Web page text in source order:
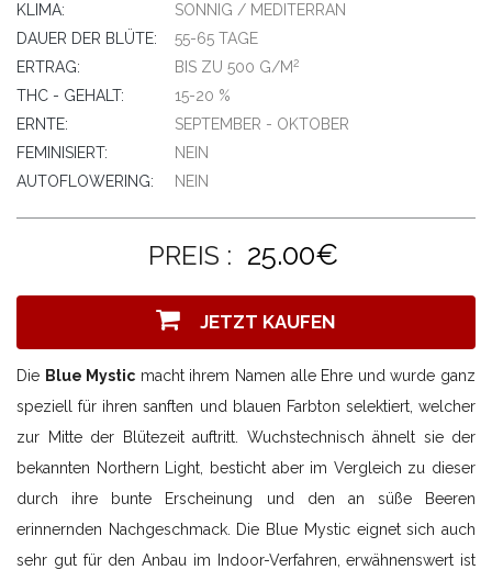
KLIMA:
SONNIG / MEDITERRAN
DAUER DER BLÜTE:
55-65 TAGE
ERTRAG:
BIS ZU 500 G/M2
THC - GEHALT:
15-20 %
ERNTE:
SEPTEMBER - OKTOBER
FEMINISIERT:
NEIN
AUTOFLOWERING:
NEIN
PREIS : 25.00€
JETZT KAUFEN
Die Blue Mystic macht ihrem Namen alle Ehre und wurde ganz
speziell für ihren sanften und blauen Farbton selektiert, welcher
zur Mitte der Blütezeit auftritt. Wuchstechnisch ähnelt sie der
bekannten Northern Light, besticht aber im Vergleich zu dieser
durch ihre bunte Erscheinung und den an süße Beeren
erinnernden Nachgeschmack. Die Blue Mystic eignet sich auch
sehr gut für den Anbau im Indoor-Verfahren, erwähnenswert ist